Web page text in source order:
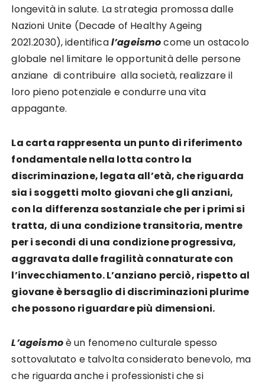
longevità in salute. La strategia promossa dalle
Nazioni Unite (Decade of Healthy Ageing
2021.2030), identifical’ageismocome un ostacolo
globale nel limitare le opportunità delle persone
anziane di contribuire alla società, realizzare il
loro pieno potenziale e condurre una vita
appagante.
La carta rappresenta un punto di riferimento
fondamentale nella lotta contro la
discriminazione, legata all’età, che riguarda
sia i soggetti molto giovani che gli anziani,
con la differenza sostanziale che per i primi si
tratta, di una condizione transitoria, mentre
per i secondi di una condizione progressiva,
aggravata dalle fragilità connaturate con
l’invecchiamento. L’anziano perciò, rispetto al
giovane è bersaglio di discriminazioni plurime
che possono riguardare più dimensioni.
L’ageismoè un fenomeno culturale spesso
sottovalutato e talvolta considerato benevolo, ma
che riguarda anche i professionisti che si